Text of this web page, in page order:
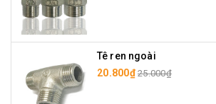
Tê ren ngoài
20.800₫ 25.000₫